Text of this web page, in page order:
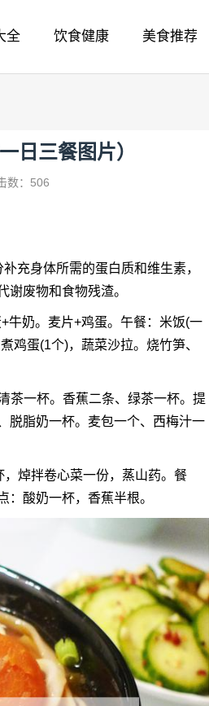
全 饮食健康 美食推荐
日三餐图片）
数：506
充身体所需的蛋白质和维生素，
废物和食物残渣。
牛奶。麦片+鸡蛋。午餐：米饭(一
鸡蛋(1个)，蔬菜沙拉。烧竹笋、
茶一杯。香蕉二条、绿茶一杯。提
脱脂奶一杯。麦包一个、西梅汁一
焯拌卷心菜一份，蒸山药。餐
酸奶一杯，香蕉半根。